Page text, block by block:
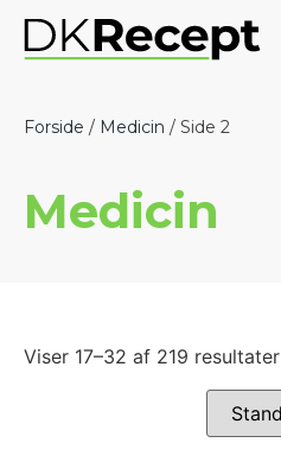
Forside / Medicin / Side 2
Medicin
Viser 17–32 af 219 resultater